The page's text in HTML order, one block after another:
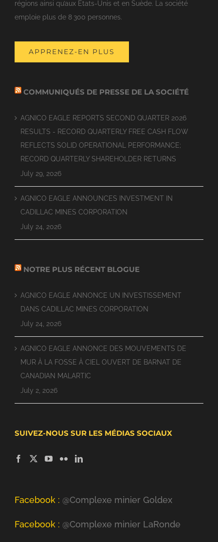
régions ainsi qu’aux États-Unis et en Suède. La société
emploie plus de 8 300 personnes.
APPRENEZ-EN PLUS
COMMUNIQUÉS DE PRESSE DE LA SOCIÉTÉ
AGNICO EAGLE REPORTS SECOND QUARTER 2026
RESULTS - RECORD QUARTERLY FREE CASH FLOW
REFLECTS SOLID OPERATIONAL PERFORMANCE;
RECORD QUARTERLY SHAREHOLDER RETURNS
July 29, 2026
AGNICO EAGLE ANNOUNCES INVESTMENT IN
CADILLAC MINES CORPORATION
July 24, 2026
NOTRE PLUS RÉCENT BLOGUE
AGNICO EAGLE ANNONCE UN INVESTISSEMENT
DANS CADILLAC MINES CORPORATION
July 24, 2026
AGNICO EAGLE ANNONCE DES MOUVEMENTS DE
MUR À LA FOSSE À CIEL OUVERT DE BARNAT DE
CANADIAN MALARTIC
July 2, 2026
SUIVEZ-NOUS SUR LES MÉDIAS SOCIAUX
Facebook : @Complexe minier Goldex
Facebook : @Complexe minier LaRonde